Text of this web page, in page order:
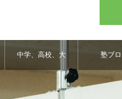
中学、高校、大 塾ブ